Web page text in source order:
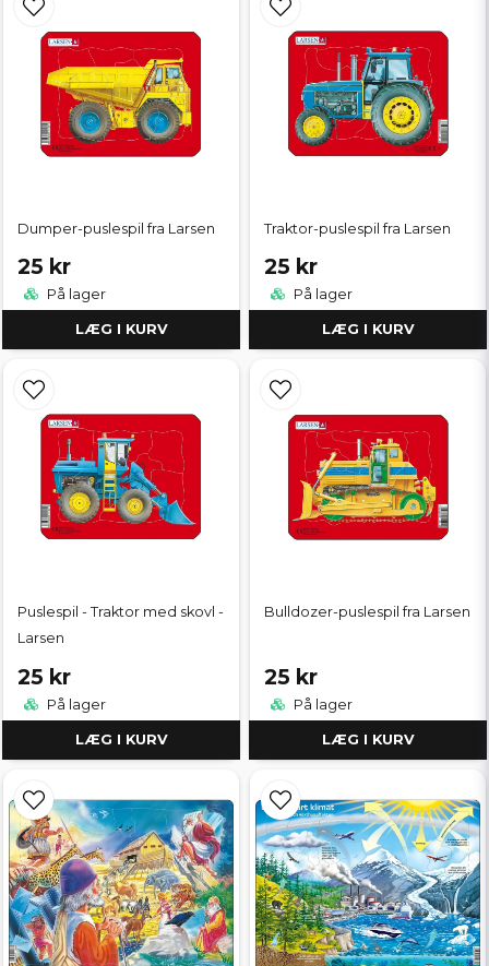
Dumper-puslespil fra Larsen
25 kr
På lager
LÆG I KURV
Traktor-puslespil fra Larsen
25 kr
På lager
LÆG I KURV
Puslespil - Traktor med skovl -
Larsen
25 kr
På lager
LÆG I KURV
Bulldozer-puslespil fra Larsen
25 kr
På lager
LÆG I KURV